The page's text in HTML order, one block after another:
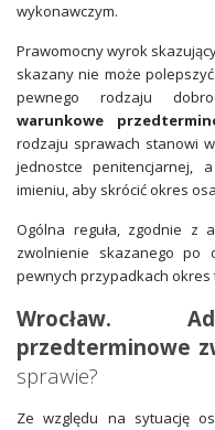
wykonawczym.
Prawomocny wyrok
skazany nie może
pewnego rodzaju
warunkowe
rodzaju sprawach stanowi
jednostce penitencjarnej,
imieniu, aby skrócić okres
Ogólna reguła, zgodnie z
zwolnienie skazanego po
pewnych przypadkach okres
Wrocław.
przedterminowe
sprawie?
Ze względu na sytuację